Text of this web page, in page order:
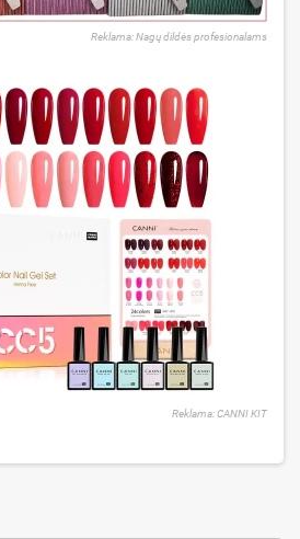
Reklama: Nagų dildės profesionalams
Reklama: CANNI KIT